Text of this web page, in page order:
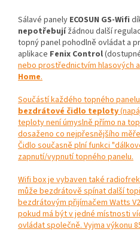
Sálavé panely ECOSUN GS-Wifi
nepotřebujížádnou další
topný panel pohodlně ovládat a
aplikace Fenix Control
nebo prostřednictvím hlasových
Home.
Součástí každého topného
bezdrátové čidlo teploty
teploty není úmyslně přímo na
dosaženo co nejpřesnějšího
Čidlo současně plní funkci
zapnutí/vypnutí topného panelu.
Wifi box je vybaven také
může bezdrátově spínat další
bezdrátovým přijímačem Watts
pokud má být v jedné místnosti
ovládat společně. Vyjma výkonu